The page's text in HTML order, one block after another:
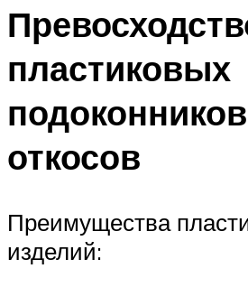
пластиковых
откосов
Преимущества
изделий: